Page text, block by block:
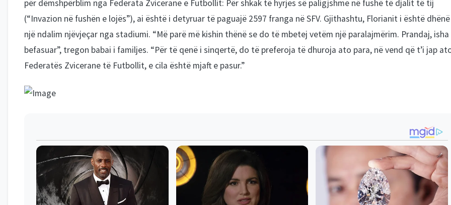
për dëmshpërblim nga Federata Zvicerane e Futbollit: Për shkak të hyrjes së paligjshme në fushë të djalit të tij
(“Invazion në fushën e lojës”), ai është i detyruar të paguajë 2597 franga në SFV. Gjithashtu, Florianit i është dhënë
një ndalim njëvjeçar nga stadiumi. “Më parë më kishin thënë se do të mbetej vetëm një paralajmërim. Prandaj, isha
befasuar”, tregon babai i familjes. “Për të qenë i sinqertë, do të preferoja të dhuroja ato para, në vend që t’i jap
Federatës Zvicerane të Futbollit, e cila është mjaft e pasur.”